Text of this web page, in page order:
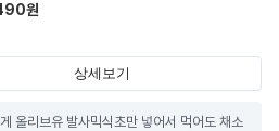
원
상세보기
올리브유 발사믹식초만 넣어서 먹어도 채소